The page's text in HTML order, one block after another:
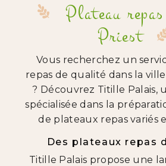
Plateau
Priest
Vous recherchez un
repas de qualité dans la
? Découvrez Titille Palais,
spécialisée dans la
de plateaux repas variés
Des plateaux repas
Titille Palais propose une